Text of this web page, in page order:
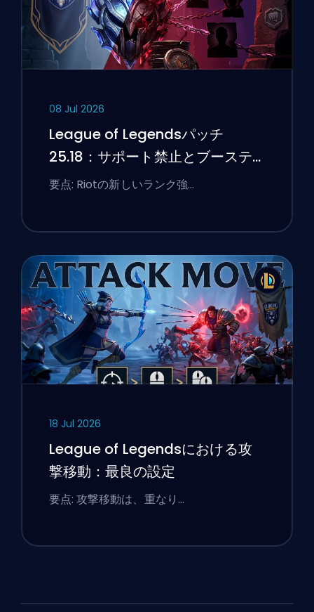
08 Jul 2026
League of Legendsパッチ
25.18：サポート禁止とブーステ
ィングのフラグ
要点: Riotの新しいランク強…
18 Jul 2026
League of Legendsにおける攻
撃移動：最良の設定
要点: 攻撃移動は、重なり…